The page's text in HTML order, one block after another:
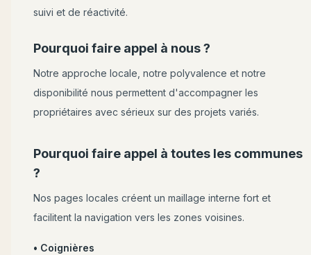
suivi et de réactivité.
Pourquoi faire appel à nous ?
Notre approche locale, notre polyvalence et notre
disponibilité nous permettent d'accompagner les
propriétaires avec sérieux sur des projets variés.
Pourquoi faire appel à toutes les communes
?
Nos pages locales créent un maillage interne fort et
facilitent la navigation vers les zones voisines.
• Coignières